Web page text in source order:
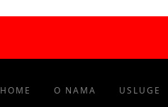
HOME O NAMA USLUGE